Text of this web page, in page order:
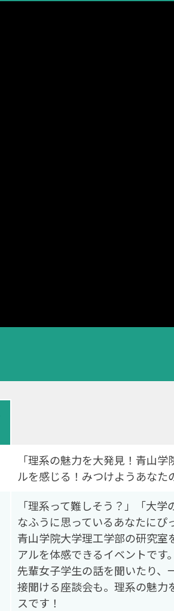
「理系の魅力を大発見！青山
ルを感じる！みつけようあなた
「理系って難しそう？」「大
なふうに思っているあなたにぴ
青山学院大学理工学部の研究室
アルを体感できるイベントです
先輩女子学生の話を聞いたり、
接聞ける座談会も。理系の魅力
スです！